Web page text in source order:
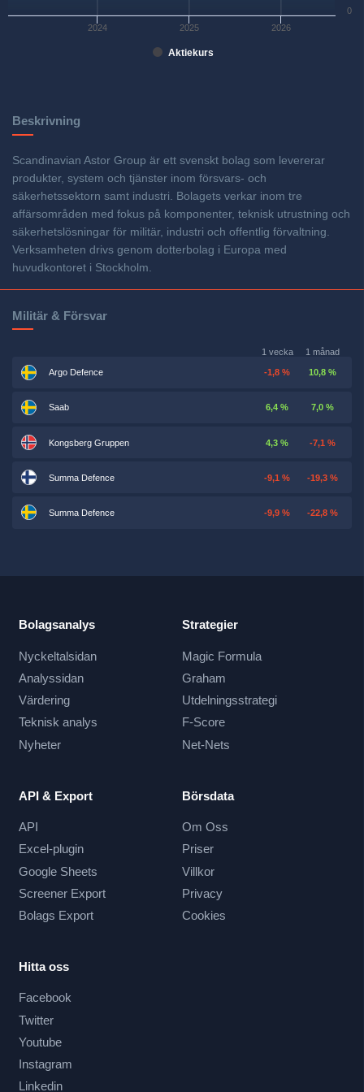
Aktiekurs
2024 2025 2026
0
Beskrivning
Scandinavian Astor Group är ett svenskt bolag som levererar
produkter, system och tjänster inom försvars- och
säkerhetssektorn samt industri. Bolagets verkar inom tre
affärsområden med fokus på komponenter, teknisk utrustning och
säkerhetslösningar för militär, industri och offentlig förvaltning.
Verksamheten drivs genom dotterbolag i Europa med
huvudkontoret i Stockholm.
Militär & Försvar
1 vecka 1 månad
Argo Defence -1,8 % 10,8 %
Saab 6,4 % 7,0 %
Kongsberg Gruppen 4,3 % -7,1 %
Summa Defence -9,1 % -19,3 %
Summa Defence -9,9 % -22,8 %
Bolagsanalys
Nyckeltalsidan
Analyssidan
Värdering
Teknisk analys
Nyheter
Strategier
Magic Formula
Graham
Utdelningsstrategi
F-Score
Net-Nets
API & Export
API
Excel-plugin
Google Sheets
Screener Export
Bolags Export
Börsdata
Om Oss
Priser
Villkor
Privacy
Cookies
Hitta oss
Facebook
Twitter
Youtube
Instagram
Linkedin